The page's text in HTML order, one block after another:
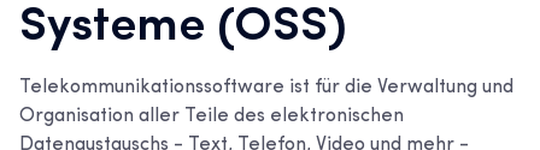
Systeme (OSS)
Telekommunikationssoftware ist für die Verwaltung und
Organisation aller Teile des elektronischen
Datenaustauschs - Text, Telefon, Video und mehr -